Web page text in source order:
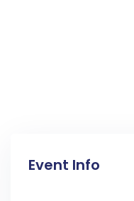
Event Info